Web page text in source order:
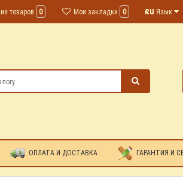
Язык
Мои закладки 0
товаров 0
ОПЛАТА И ДОСТАВКА ГАРАНТИЯ И